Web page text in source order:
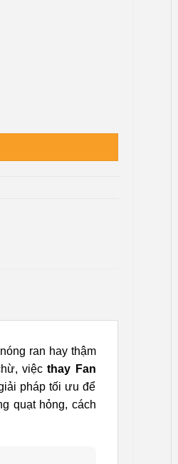
- Thay Nhanh TPHCM số lượng
ran hay thậm
việcthay Fan
pháp tối ưu để
quạt hỏng, cách